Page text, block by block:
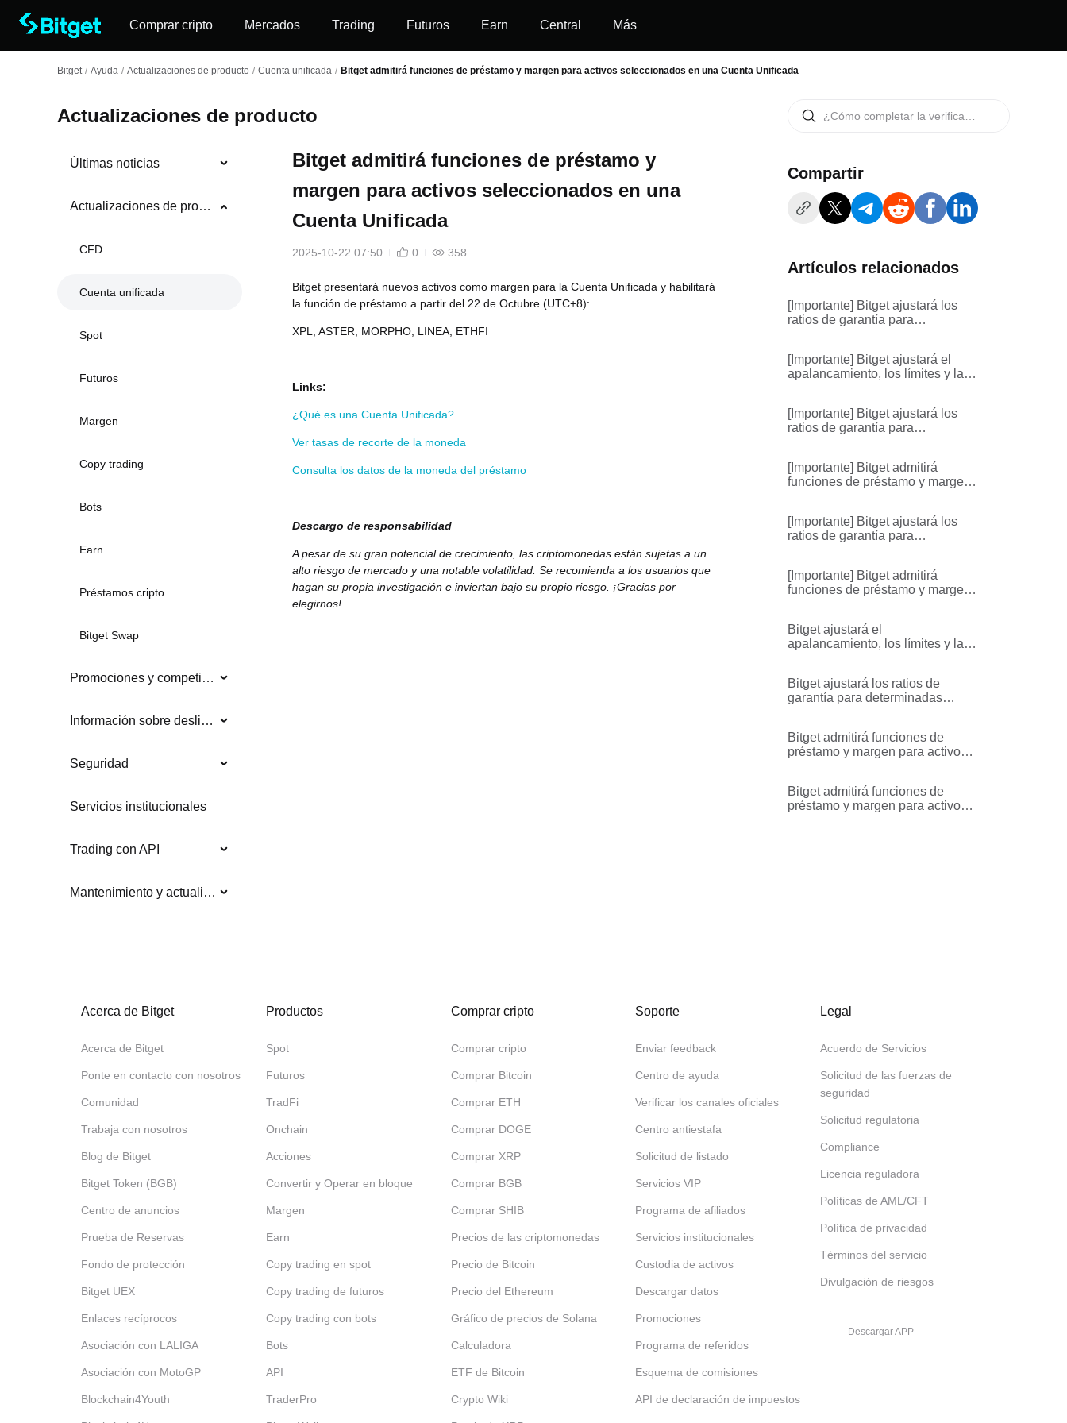
Comprar cripto Mercados Trading Futuros Earn Central Más
Bitget / Ayuda / Actualizaciones de producto / Cuenta unificada / Bitget admitirá funciones de préstamo y margen para activos seleccionados en una Cuenta Unificada
Actualizaciones de producto
Últimas noticias
Actualizaciones de producto
CFD
Cuenta unificada
Spot
Futuros
Margen
Copy trading
Bots
Earn
Préstamos cripto
Bitget Swap
Promociones y competiciones
Información sobre deslistados
Seguridad
Servicios institucionales
Trading con API
Mantenimiento y actualizaciones del sistema
Bitget admitirá funciones de préstamo y
margen para activos seleccionados en una
Cuenta Unificada
2025-10-22 07:50 0 358
Bitget presentará nuevos activos como margen para la Cuenta Unificada y habilitará
la función de préstamo a partir del 22 de Octubre (UTC+8):
XPL, ASTER, MORPHO, LINEA, ETHFI
Links:
¿Qué es una Cuenta Unificada?
Ver tasas de recorte de la moneda
Consulta los datos de la moneda del préstamo
Descargo de responsabilidad
A pesar de su gran potencial de crecimiento, las criptomonedas están sujetas a un
alto riesgo de mercado y una notable volatilidad. Se recomienda a los usuarios que
hagan su propia investigación e inviertan bajo su propio riesgo. ¡Gracias por
elegirnos!
Compartir
Artículos relacionados
[Importante] Bitget ajustará los
ratios de garantía para
Trading Unificadas
[Importante] Bitget ajustará el
apalancamiento, los límites y las
USDC, USDGO
[Importante] Bitget ajustará los
ratios de garantía para
Trading Unificadas
[Importante] Bitget admitirá
funciones de préstamo y margen
[Importante] Bitget ajustará los
ratios de garantía para
Trading Unificadas
[Importante] Bitget admitirá
funciones de préstamo y margen
Bitget ajustará el
apalancamiento, los límites y las
USDT
Bitget ajustará los ratios de
garantía para determinadas
Bitget admitirá funciones de
préstamo y margen para activos
Bitget admitirá funciones de
préstamo y margen para activos
Acerca de Bitget
Acerca de Bitget
Ponte en contacto con nosotros
Comunidad
Trabaja con nosotros
Blog de Bitget
Bitget Token (BGB)
Centro de anuncios
Prueba de Reservas
Fondo de protección
Bitget UEX
Enlaces recíprocos
Asociación con LALIGA
Asociación con MotoGP
Blockchain4Youth
Productos
Spot
Futuros
TradFi
Onchain
Acciones
Convertir y Operar en bloque
Margen
Earn
Copy trading en spot
Copy trading de futuros
Copy trading con bots
Bots
API
TraderPro
Comprar cripto
Comprar cripto
Comprar Bitcoin
Comprar ETH
Comprar DOGE
Comprar XRP
Comprar BGB
Comprar SHIB
Precios de las criptomonedas
Precio de Bitcoin
Precio del Ethereum
Gráfico de precios de Solana
Calculadora
ETF de Bitcoin
Crypto Wiki
Soporte
Enviar feedback
Centro de ayuda
Verificar los canales oficiales
Centro antiestafa
Solicitud de listado
Servicios VIP
Programa de afiliados
Servicios institucionales
Custodia de activos
Descargar datos
Promociones
Programa de referidos
Esquema de comisiones
API de declaración de impuestos
Legal
Acuerdo de Servicios
Solicitud de las fuerzas de
seguridad
Solicitud regulatoria
Compliance
Licencia reguladora
Políticas de AML/CFT
Política de privacidad
Términos del servicio
Divulgación de riesgos
Descargar APP